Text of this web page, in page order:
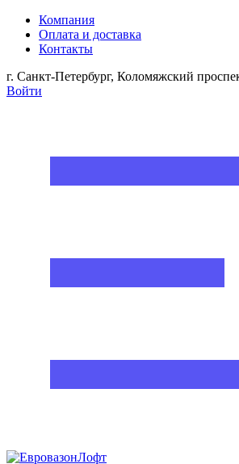
Компания
Оплата и доставка
Контакты
г. Санкт-Петербург, Коломяжский
Войти